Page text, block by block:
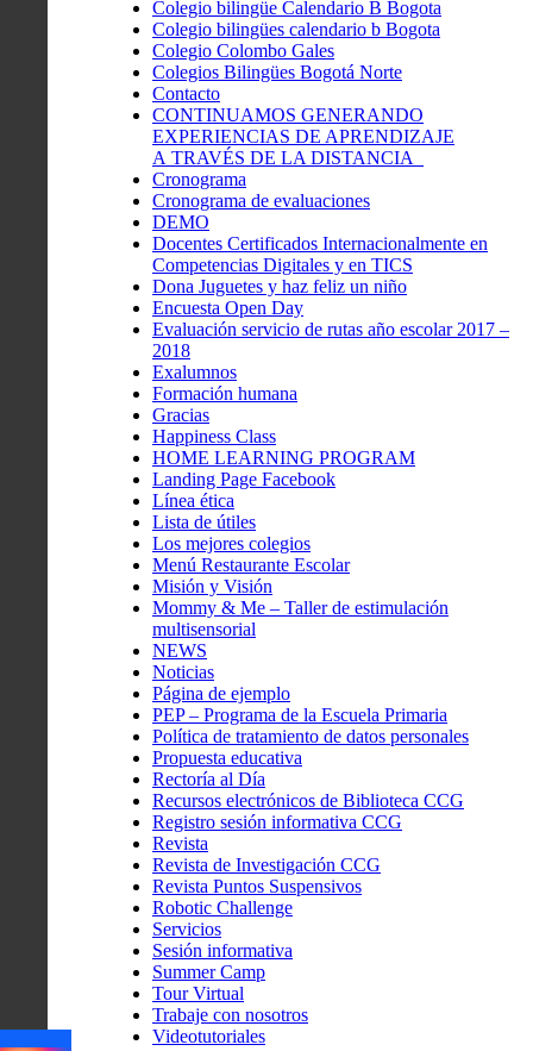
Colegio bilingüe Calendario B Bogota
Colegio bilingües calendario b Bogota
Colegio Colombo Gales
Colegios Bilingües Bogotá Norte
Contacto
CONTINUAMOS GENERANDO
EXPERIENCIAS DE APRENDIZAJE
A TRAVÉS DE LA DISTANCIA
Cronograma
Cronograma de evaluaciones
DEMO
Docentes Certificados Internacionalmente en
Competencias Digitales y en TICS
Dona Juguetes y haz feliz un niño
Encuesta Open Day
Evaluación servicio de rutas año escolar 2017 –
2018
Exalumnos
Formación humana
Gracias
Happiness Class
HOME LEARNING PROGRAM
Landing Page Facebook
Línea ética
Lista de útiles
Los mejores colegios
Menú Restaurante Escolar
Misión y Visión
Mommy & Me – Taller de estimulación
multisensorial
NEWS
Noticias
Página de ejemplo
PEP – Programa de la Escuela Primaria
Política de tratamiento de datos personales
Propuesta educativa
Rectoría al Día
Recursos electrónicos de Biblioteca CCG
Registro sesión informativa CCG
Revista
Revista de Investigación CCG
Revista Puntos Suspensivos
Robotic Challenge
Servicios
Sesión informativa
Summer Camp
Tour Virtual
Trabaje con nosotros
Videotutoriales